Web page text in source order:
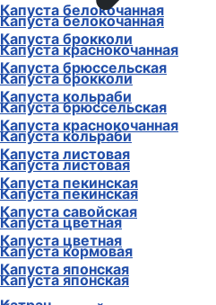
Капуста белокочанная
Капуста брокколи
Капуста брюссельская
Капуста кольраби
Капуста краснокочанная
Капуста листовая
Капуста пекинская
Капуста савойская
Капуста цветная
Капуста японская
Капуста белокочанная
Капуста краснокочанная
Капуста брокколи
Капуста брюссельская
Капуста кольраби
Капуста листовая
Капуста пекинская
Капуста цветная
Капуста кормовая
Капуста японская